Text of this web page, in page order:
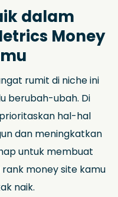
dalam
Money
rumit di niche ini
berubah-ubah. Di
hal-hal
dan meningkatkan
untuk membuat
rank money site kamu
naik.